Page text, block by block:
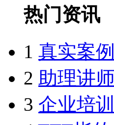
热门资讯
1 真实案
2 助理讲
3 企业培